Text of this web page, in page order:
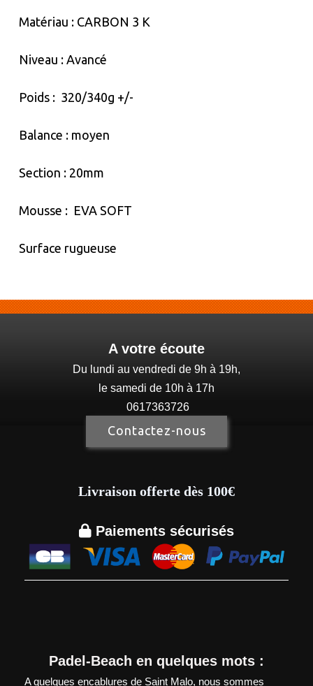
Matériau : CARBON 3 K
Niveau : Avancé
Poids : 320/340g +/-
Balance : moyen
Section : 20mm
Mousse : EVA SOFT
Surface rugueuse
A votre écoute
Du lundi au vendredi de 9h à 19h,
le samedi de 10h à 17h
0617363726
Contactez-nous
Livraison offerte dès 100€
 Paiements sécurisés
Padel-Beach en quelques mots :
A quelques encablures de Saint Malo, nous sommes